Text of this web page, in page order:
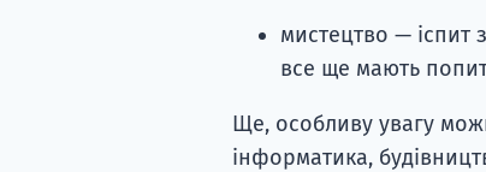
мистецтво — іспит
все ще мають попит
Ще, особливу увагу
інформатика,